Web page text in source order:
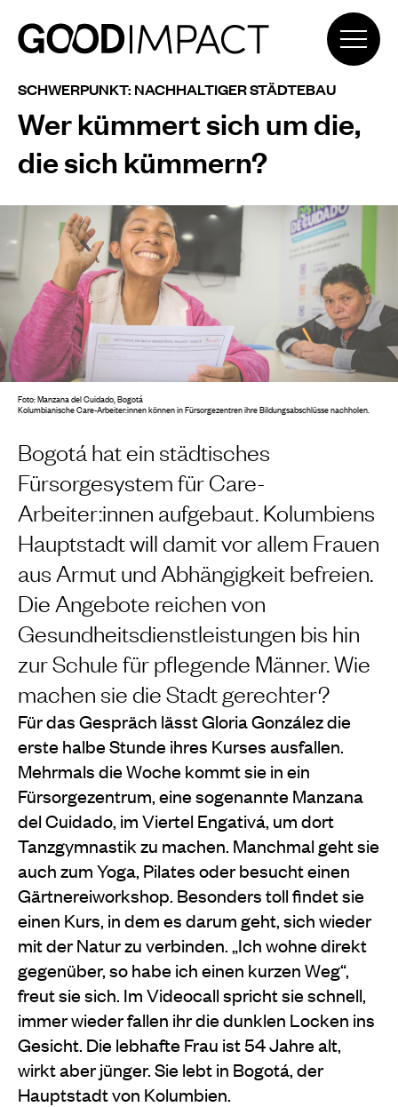
SCHWERPUNKT: NACHHALTIGER STÄDTEBAU
Wer kümmert sich um die,
die sich kümmern?
Bogotá hat ein städtisches
Fürsorgesystem für Care-
Arbeiter:innen aufgebaut. Kolumbiens
Hauptstadt will damit vor allem Frauen
aus Armut und Abhängigkeit befreien.
Die Angebote reichen von
Gesundheitsdienstleistungen bis hin
zur Schule für pflegende Männer. Wie
machen sie die Stadt gerechter?
Für das Gespräch lässt Gloria González die
erste halbe Stunde ihres Kurses ausfallen.
Mehrmals die Woche kommt sie in ein
Fürsorgezentrum, eine sogenannte Manzana
del Cuidado, im Viertel Engativá, um dort
Tanzgymnastik zu machen. Manchmal geht sie
auch zum Yoga, Pilates oder besucht einen
Gärtnereiworkshop. Besonders toll findet sie
einen Kurs, in dem es darum geht, sich wieder
mit der Natur zu verbinden. „Ich wohne direkt
gegenüber, so habe ich einen kurzen Weg“,
freut sie sich. Im Videocall spricht sie schnell,
immer wieder fallen ihr die dunklen Locken ins
Gesicht. Die lebhafte Frau ist 54 Jahre alt,
wirkt aber jünger. Sie lebt in Bogotá, der
Hauptstadt von Kolumbien.
Foto: Manzana del Cuidado, Bogotá
Kolumbianische Care-Arbeiter:innen können in Fürsorgezentren ihre Bildungsabschlüsse nachholen.